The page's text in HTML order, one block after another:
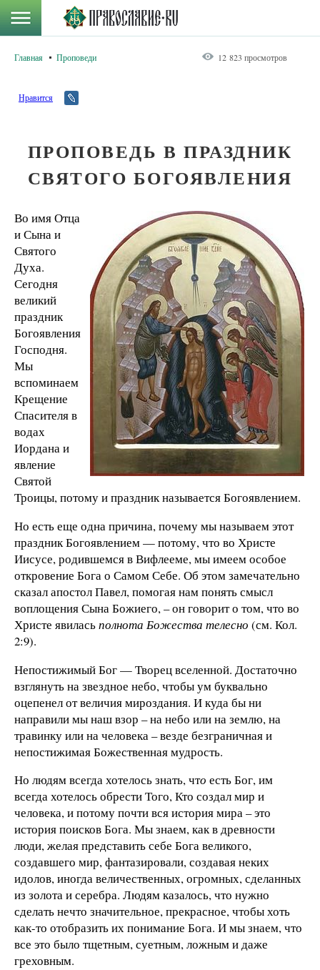
Главная Проповеди 12 823 просмотров
Нравится
ПРОПОВЕДЬ В ПРАЗДНИК
СВЯТОГО БОГОЯВЛЕНИЯ
Во имя Отца
и Сына и
Святого
Духа.
Сегодня
великий
праздник
Богоявления
Господня.
Мы
вспоминаем
Крещение
Спасителя в
водах
Иордана и
явление
Святой
Троицы, потому и праздник называется Богоявлением.
Но есть еще одна причина, почему мы называем этот
праздник Богоявлением — потому, что во Христе
Иисусе, родившемся в Вифлееме, мы имеем особое
откровение Бога о Самом Себе. Об этом замечательно
сказал апостол Павел, помогая нам понять смысл
воплощения Сына Божиего,– он говорит о том, что во
Христе явиласьполнота Божества телесно (см. Кол.
2:9).
Непостижимый Бог — Творец вселенной. Достаточно
взглянуть на звездное небо, чтобы ум буквально
оцепенел от величия мироздания. И куда бы ни
направили мы наш взор – на небо или на землю, на
травинку или на человека – везде безграничная и
непостижимая Божественная мудрость.
Но людям всегда хотелось знать, что есть Бог, им
всегда хотелось обрести Того, Кто создал мир и
человека, и потому почти вся история мира– это
история поисков Бога. Мы знаем, как в древности
люди, желая представить себе Бога великого,
создавшего мир, фантазировали, создавая неких
идолов, иногда величественных, огромных, сделанных
из золота и серебра. Людям казалось, что нужно
сделать нечто значительное, прекрасное, чтобы хоть
как-то отобразить их понимание Бога. И мы знаем, что
все это было тщетным, суетным, ложным и даже
греховным.